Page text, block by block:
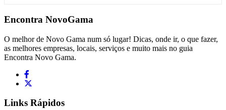
Encontra NovoGama
O melhor de Novo Gama num só lugar! Dicas, onde ir, o que fazer,
as melhores empresas, locais, serviços e muito mais no guia
Encontra Novo Gama.
Links Rápidos